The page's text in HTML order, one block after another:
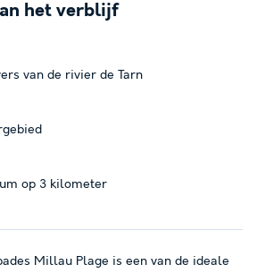
het verblijf
van de rivier de Tarn
op 3 kilometer
Millau Plage is een van de ideale